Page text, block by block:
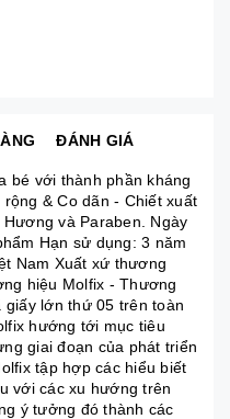
ĐÁNH GIÁ
bé với thành phần kháng
& Co dãn - Chiết xuất
và Paraben. Ngày
Hạn sử dụng: 3 năm
Nam Xuất xứ thương
hiệu Molfix - Thương
giấy lớn thứ 05 trên toàn
hướng tới mục tiêu
giai đoạn của phát triển
tập hợp các hiểu biết
với các xu hướng trên
ý tưởng đó thành các